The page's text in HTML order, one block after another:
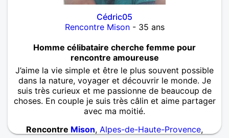
Cédric05
Rencontre Mison- 35 ans
Homme célibataire cherche femme pour
rencontre amoureuse
J’aime la vie simple et être le plus souvent possible
dans la nature, voyager et découvrir le monde. Je
suis très curieux et me passionne de beaucoup de
choses. En couple je suis très câlin et aime partager
avec ma moitié.
Rencontre Mison, Alpes-de-Haute-Provence,